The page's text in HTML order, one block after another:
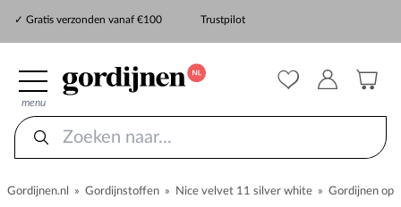
✓ Gratis verzonden vanaf €100
Trustpilot
menu
Gordijnen.nl » Gordijnstoffen » Nice velvet 11 silver white » Gordijnen op